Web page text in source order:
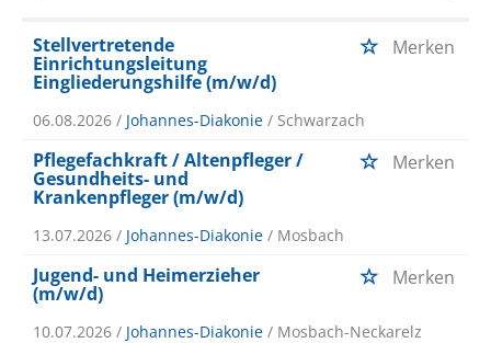
Stellvertretende
Einrichtungsleitung
Eingliederungshilfe (m/w/d)
Merken
06.08.2026 / Johannes-Diakonie / Schwarzach
Pflegefachkraft / Altenpfleger /
Gesundheits- und
Krankenpfleger (m/w/d)
Merken
13.07.2026 / Johannes-Diakonie / Mosbach
Jugend- und Heimerzieher
(m/w/d)
Merken
10.07.2026 / Johannes-Diakonie / Mosbach-Neckarelz